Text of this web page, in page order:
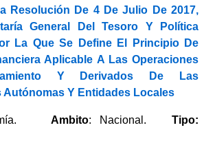
Resolución De 4 De Julio De 2017,
General Del Tesoro Y Política
La Que Se Define El Principio De
Aplicable A Las Operaciones
Y Derivados De Las
Autónomas Y Entidades Locales
Ambito: Nacional.Tipo: